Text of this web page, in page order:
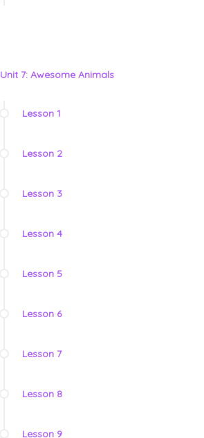
Unit 7: Awesome Animals
Lesson 1
Lesson 2
Lesson 3
Lesson 4
Lesson 5
Lesson 6
Lesson 7
Lesson 8
Lesson 9